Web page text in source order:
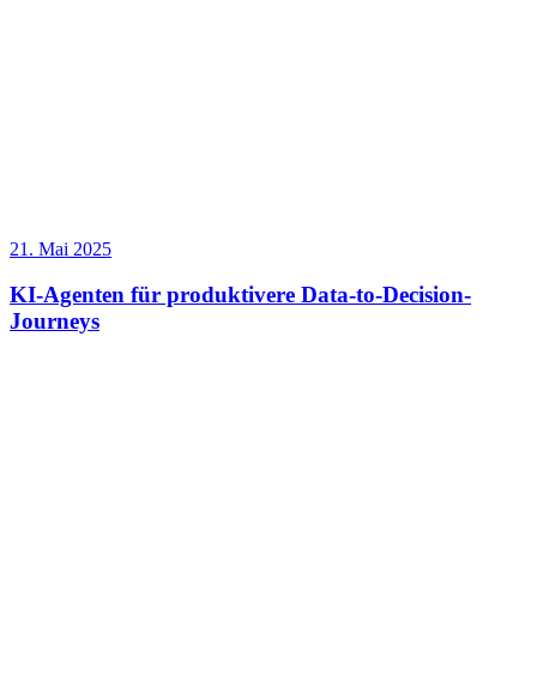
21. Mai 2025
KI-Agenten für produktivere Data-to-Decision-
Journeys